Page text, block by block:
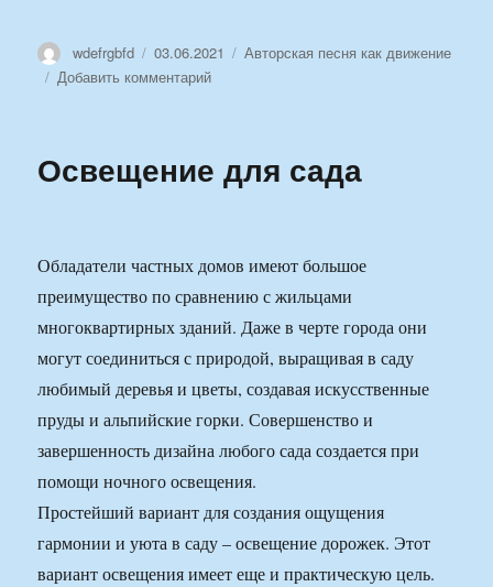
Автор
wdefrgbfd Опубликовано
03.06.2021 Рубрики
Авторская песня как движение
Добавить комментарийк
Освещение для сада
Обладатели частных домов имеют большое
преимущество по сравнению с жильцами
многоквартирных зданий. Даже в черте города они
могут соединиться с природой, выращивая в саду
любимый деревья и цветы, создавая искусственные
пруды и альпийские горки. Совершенство и
завершенность дизайна любого сада создается при
помощи ночного освещения.
Простейший вариант для создания ощущения
гармонии и уюта в саду – освещение дорожек. Этот
вариант освещения имеет еще и практическую цель.